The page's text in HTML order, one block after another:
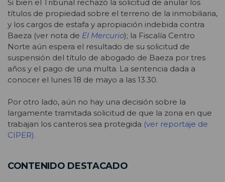
Si bien el Tribunal rechazó la solicitud de anular los
títulos de propiedad sobre el terreno de la inmobiliaria,
y los cargos de estafa y apropiación indebida contra
Baeza (ver nota de El Mercurio); la Fiscalía Centro
Norte aún espera el resultado de su solicitud de
suspensión del título de abogado de Baeza por tres
años y el pago de una multa. La sentencia dada a
conocer el lunes 18 de mayo a las 13.30.
Por otro lado, aún no hay una decisión sobre la
largamente tramitada solicitud de que la zona en que
trabajan los canteros sea protegida (ver reportaje de
CIPER).
CONTENIDO DESTACADO